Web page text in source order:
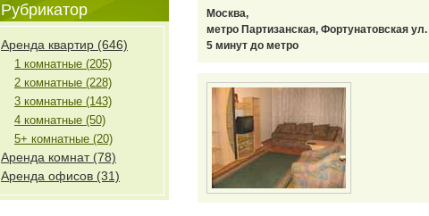
Рубрикатор
Аренда квартир (646)
1 комнатные (205)
2 комнатные (228)
3 комнатные (143)
4 комнатные (50)
5+ комнатные (20)
Аренда комнат (78)
Аренда офисов (31)
Москва,
метро Партизанская, Фортунатовская ул.
5 минут до метро